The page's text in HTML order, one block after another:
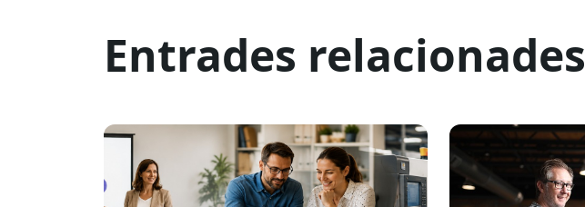
Entrades relacionades